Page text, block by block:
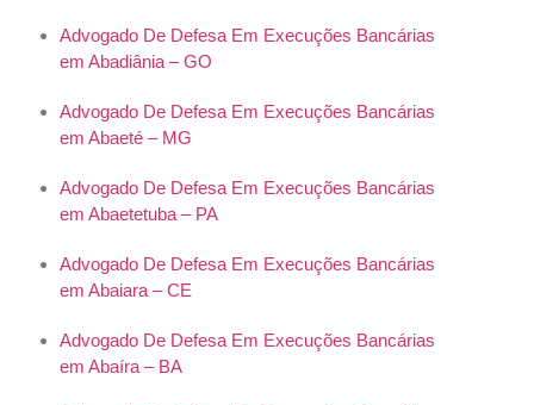
Advogado De Defesa Em Execuções Bancárias
em Abadiânia – GO
Advogado De Defesa Em Execuções Bancárias
em Abaeté – MG
Advogado De Defesa Em Execuções Bancárias
em Abaetetuba – PA
Advogado De Defesa Em Execuções Bancárias
em Abaiara – CE
Advogado De Defesa Em Execuções Bancárias
em Abaíra – BA